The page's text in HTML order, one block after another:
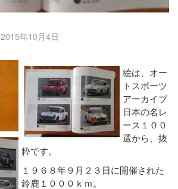
2015年10月4日
絵は、オー
トスポーツ
アーカイブ
日本の名レ
ース１００
選から、抜
粋です。
１９６８年９月２３日に開催された
鈴鹿１０００ｋｍ。